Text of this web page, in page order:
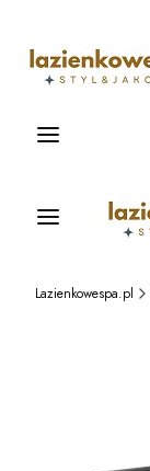
Lazienkowespa.pl